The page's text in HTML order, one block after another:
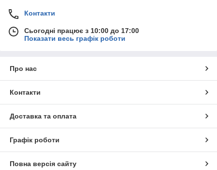
Контакти
Сьогодні працює з 10:00 до 17:00
Показати весь графік роботи
Про нас
Контакти
Доставка та оплата
Графік роботи
Повна версія сайту